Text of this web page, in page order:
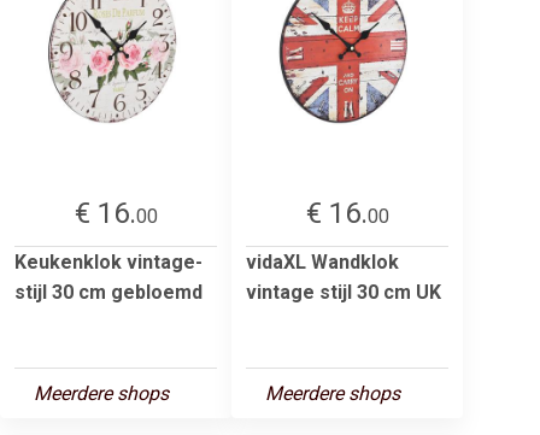
€ 16.00
Keukenklok vintage-
stijl 30 cm gebloemd
Meerdere shops
€ 16.00
vidaXL Wandklok
vintage stijl 30 cm UK
Meerdere shops